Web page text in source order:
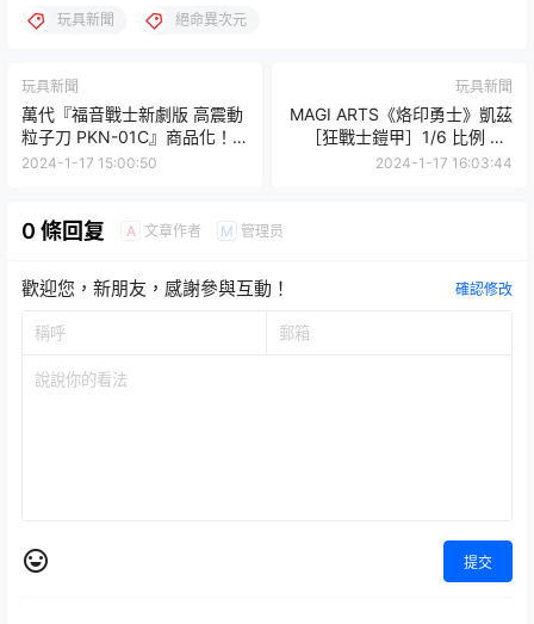
玩具新聞 絕命異次元
玩具新聞
萬代『福音戰士新劇版 高震動
粒子刀 PKN-01C』商品化！
搭載聲光效果、34 公分徹底還
2024-1-17 15:00:50
玩具新聞
MAGI ARTS《烙印勇士》凱茲
［狂戰士鎧甲］1/6 比例 GK
模型 憤怒滿溢的暴亂造型！
2024-1-17 16:03:44
0 條回复 A 文章作者 M 管理员
歡迎您，新朋友，感謝參與互動！ 確認修改
提交